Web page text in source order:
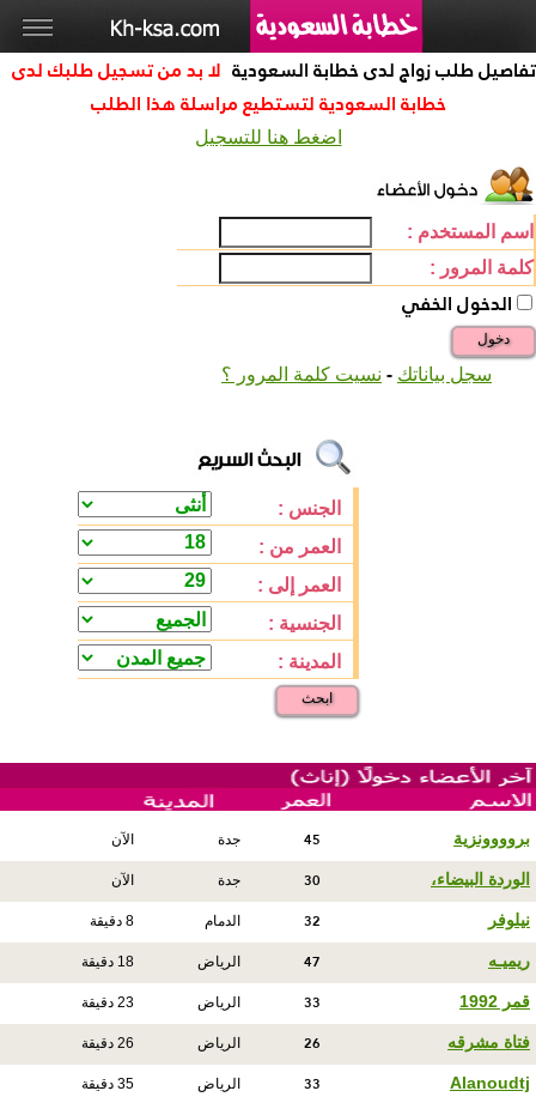
تفاصيل طلب زواج لدى خطابة السعودية لا بد من تسجيل طلبك لدى
خطابة السعودية لتستطيع مراسلة هذا الطلب
اضغط هنا للتسجيل
اسم المستخدم :
كلمة المرور :
الدخول الخفي
دخول
سجل بياناتك - نسيت كلمة المرور ؟
الجنس :
العمر من :
العمر إلى :
الجنسية :
المدينة :
ابحث
بروووونزية 45 جدة الآن
الوردة البيضاء، 30 جدة الآن
نيلوفر 32 الدمام 8 دقيقة
ريميـه 47 الرياض 18 دقيقة
قمر 1992 33 الرياض 23 دقيقة
فتاة مشرقه 26 الرياض 26 دقيقة
Alanoudtj
33 الرياض 35 دقيقة